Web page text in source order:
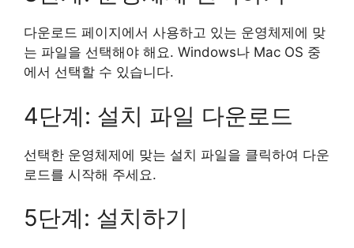
다운로드 페이지에서 사용하고 있는 운영체제에 맞
는 파일을 선택해야 해요. Windows나 Mac OS 중
에서 선택할 수 있습니다.
4단계: 설치 파일 다운로드
선택한 운영체제에 맞는 설치 파일을 클릭하여 다운
로드를 시작해 주세요.
5단계: 설치하기